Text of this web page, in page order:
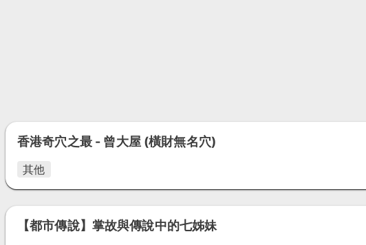
香港奇穴之最 - 曾大屋 (橫財無名穴)
其他
【都市傳說】掌故與傳說中的七姊妹